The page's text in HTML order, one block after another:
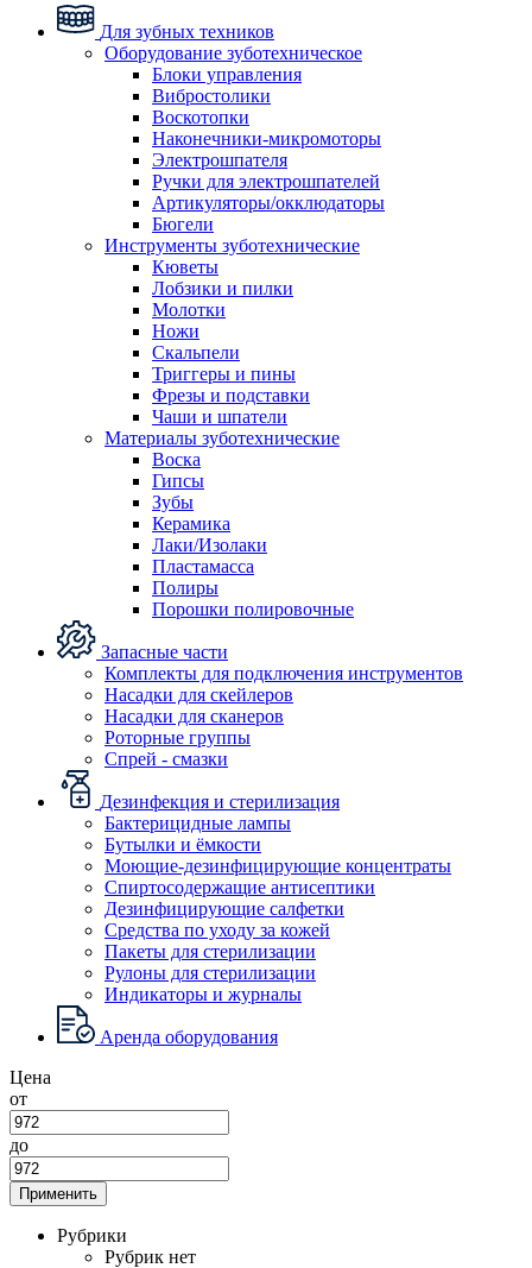
Для зубных техников
Оборудование зуботехническое
Блоки управления
Вибростолики
Воскотопки
Наконечники-микромоторы
Электрошпателя
Ручки для электрошпателей
Артикуляторы/окклюдаторы
Бюгели
Инструменты зуботехнические
Кюветы
Лобзики и пилки
Молотки
Ножи
Скальпели
Триггеры и пины
Фрезы и подставки
Чаши и шпатели
Материалы зуботехнические
Воска
Гипсы
Зубы
Керамика
Лаки/Изолаки
Пластамасса
Полиры
Порошки полировочные
Запасные части
Комплекты для подключения инструментов
Насадки для скейлеров
Насадки для сканеров
Роторные группы
Спрей - смазки
Дезинфекция и стерилизация
Бактерицидные лампы
Бутылки и ёмкости
Моющие-дезинфицирующие концентраты
Спиртосодержащие антисептики
Дезинфицирующие салфетки
Средства по уходу за кожей
Пакеты для стерилизации
Рулоны для стерилизации
Индикаторы и журналы
Аренда оборудования
Цена
от
до
Применить
Рубрики
Рубрик нет